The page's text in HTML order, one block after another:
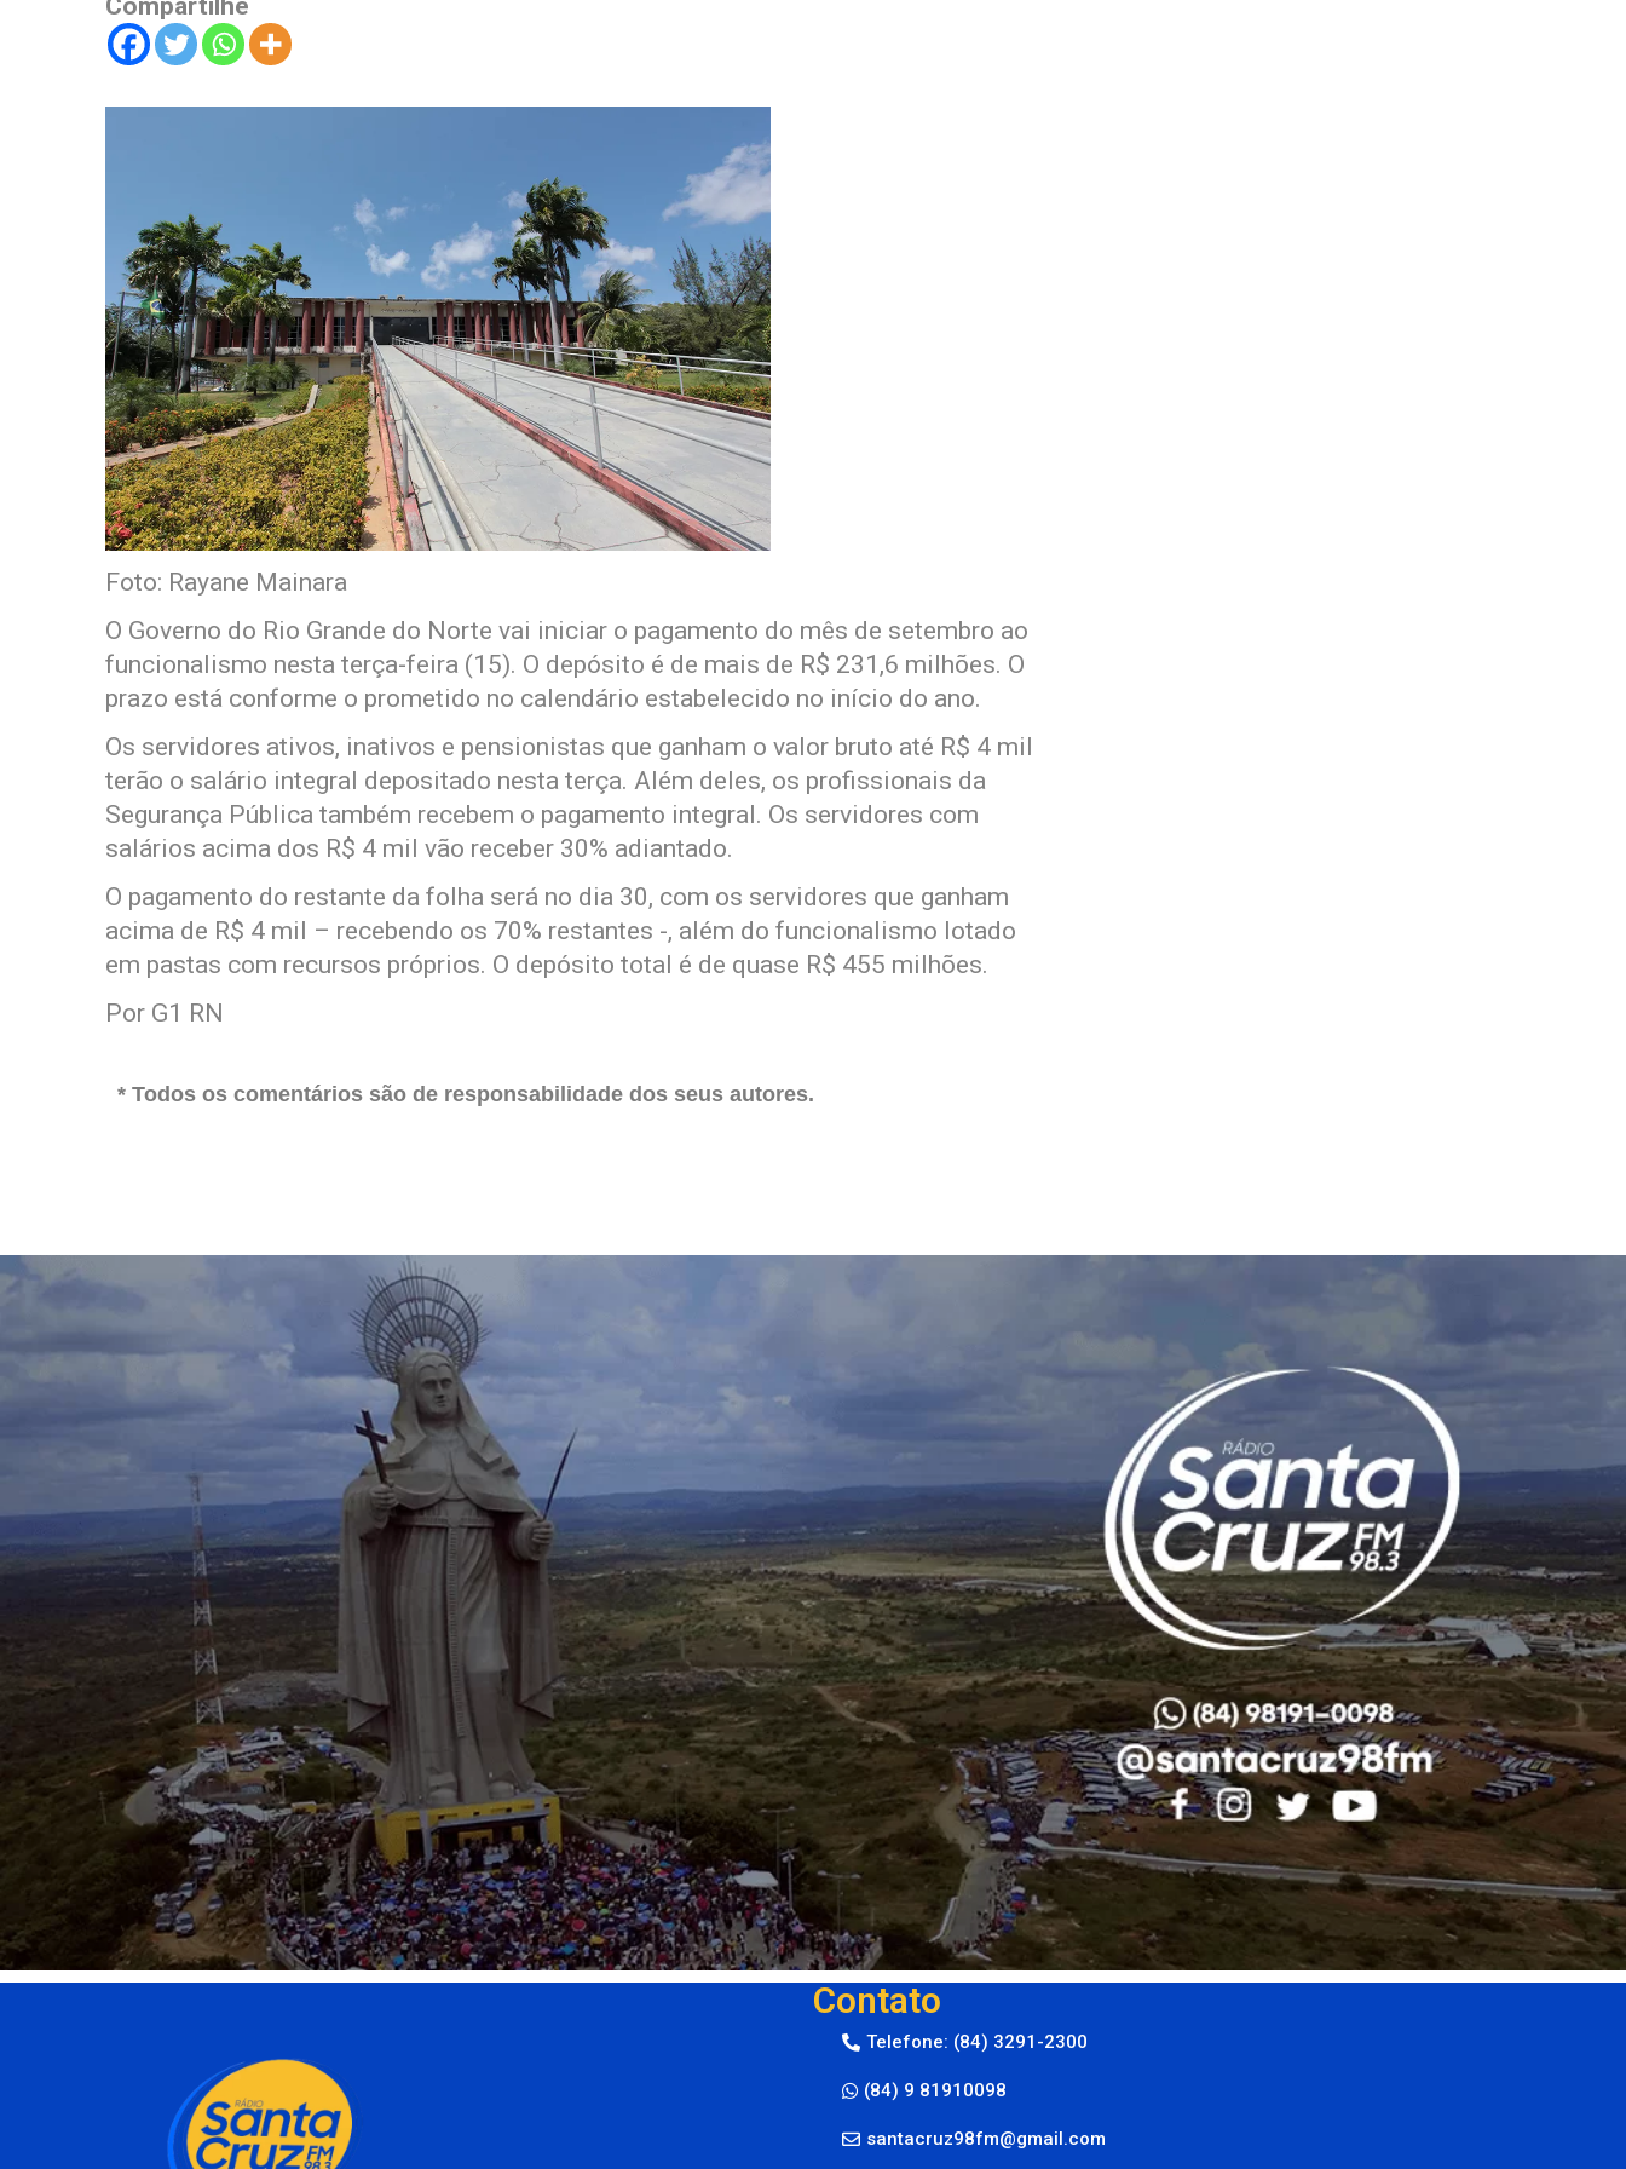
Compartilhe
Foto: Rayane Mainara
O Governo do Rio Grande do Norte vai iniciar o pagamento do mês de setembro ao
funcionalismo nesta terça-feira (15). O depósito é de mais de R$ 231,6 milhões. O
prazo está conforme o prometido no calendário estabelecido no início do ano.
Os servidores ativos, inativos e pensionistas que ganham o valor bruto até R$ 4 mil
terão o salário integral depositado nesta terça. Além deles, os profissionais da
Segurança Pública também recebem o pagamento integral. Os servidores com
salários acima dos R$ 4 mil vão receber 30% adiantado.
O pagamento do restante da folha será no dia 30, com os servidores que ganham
acima de R$ 4 mil – recebendo os 70% restantes -, além do funcionalismo lotado
em pastas com recursos próprios. O depósito total é de quase R$ 455 milhões.
Por G1 RN
* Todos os comentários são de responsabilidade dos seus autores.
Contato
Telefone: (84) 3291-2300
(84) 9 81910098
santacruz98fm@gmail.com